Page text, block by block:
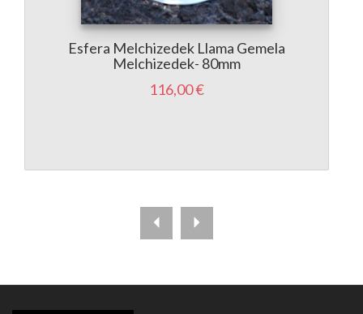
Esfera Melchizedek Llama Gemela
Melchizedek- 80mm
116,00 €